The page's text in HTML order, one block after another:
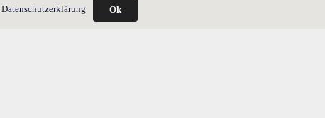
Datenschutzerklärung Ok